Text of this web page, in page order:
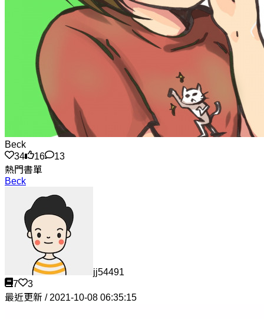
Beck
34
16
13
熱門書單
Beck
jj54491
7
3
最近更新 / 2021-10-08 06:35:15